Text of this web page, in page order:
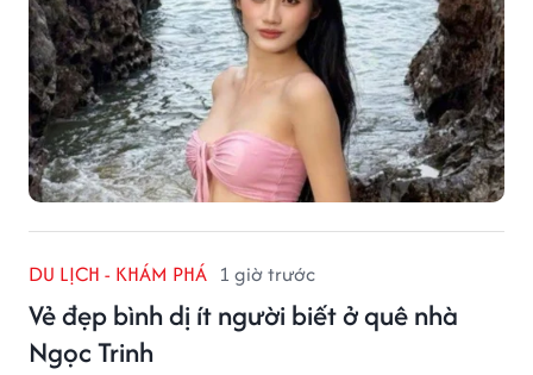
DU LỊCH - KHÁM PHÁ 1 giờ trước
Vẻ đẹp bình dị ít người biết ở quê nhà
Ngọc Trinh